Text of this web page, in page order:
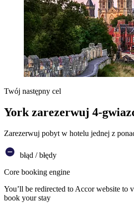
Twój następny cel
York zarezerwuj 4-
Zarezerwuj pobyt w hotelu jednej z
błąd / błędy
Core booking engine
You’ll be redirected to Accor website to
book your stay